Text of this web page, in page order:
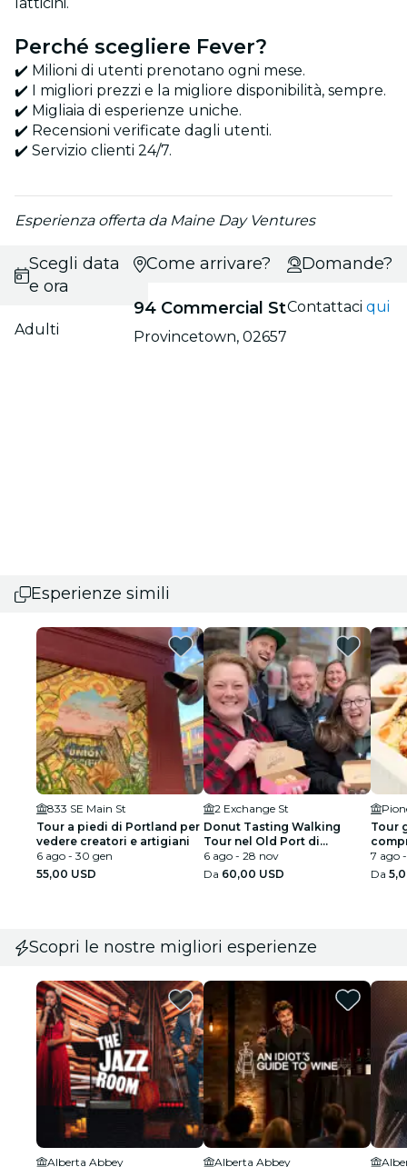
latticini.
Perché scegliere Fever?
✔️ Milioni di utenti prenotano ogni mese.
✔️ I migliori prezzi e la migliore disponibilità, sempre.
✔️ Migliaia di esperienze uniche.
✔️ Recensioni verificate dagli utenti.
✔️ Servizio clienti 24/7.
Esperienza offerta da Maine Day Ventures
Scegli data
e ora
Adulti
Come arrivare?
94 Commercial St
Provincetown, 02657
Domande?
Contattaciqui
Esperienze simili
833 SE Main St
Tour a piedi di Portland per
vedere creatori e artigiani
6 ago - 30 gen
55,00 USD
2 Exchange St
Donut Tasting Walking
Tour nel Old Port di
Portland
6 ago - 28 nov
Da 60,00 USD
Tour
7 ago
Da
Scopri le nostre migliori esperienze
Alberta Abbey
Alberta Abbey